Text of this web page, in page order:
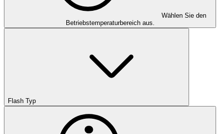
Wählen Sie den
Betriebstemperaturbereich aus.
Flash Typ